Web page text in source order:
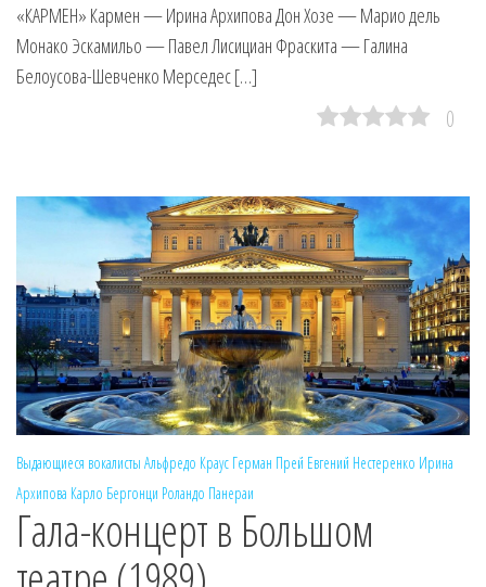
«КАРМЕН» Кармен — Ирина Архипова Дон Хозе — Марио дель
Монако Эскамильо — Павел Лисициан Фраскита — Галина
Белоусова-Шевченко Мерседес […]
0
Выдающиеся вокалисты Альфредо Краус Герман Прей Евгений Нестеренко Ирина
Архипова Карло Бергонци Роландо Панераи
Гала-концерт в Большом